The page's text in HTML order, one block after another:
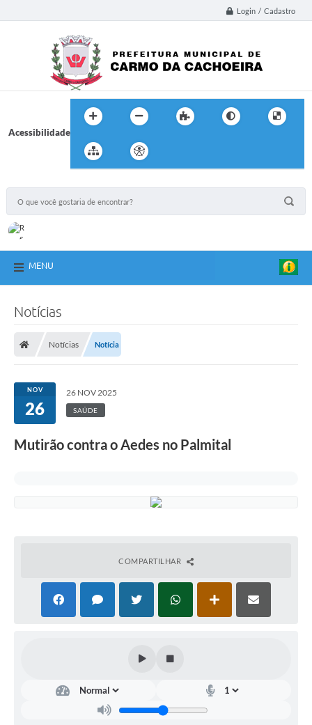
Login / Cadastro
Acessibilidade
MENU
Notícias
Notícias Notícia
NOV
26
26 NOV 2025
SAÚDE
Mutirão contra o Aedes no Palmital
COMPARTILHAR